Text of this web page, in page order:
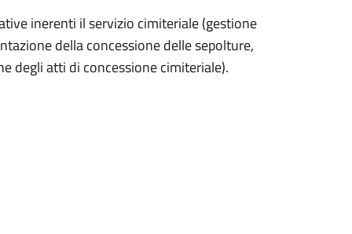
inerenti il servizio cimiteriale (gestione
della concessione delle sepolture,
degli atti di concessione cimiteriale).